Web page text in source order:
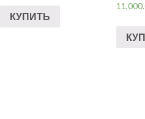
КУПИТЬ